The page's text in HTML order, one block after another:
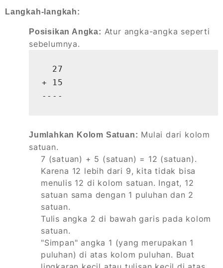
Langkah-langkah:
Posisikan Angka: Atur angka-angka seperti
sebelumnya.
  27
+ 15
----
Jumlahkan Kolom Satuan: Mulai dari kolom
satuan.
7 (satuan) + 5 (satuan) = 12 (satuan).
Karena 12 lebih dari 9, kita tidak bisa
menulis 12 di kolom satuan. Ingat, 12
satuan sama dengan 1 puluhan dan 2
satuan.
Tulis angka 2 di bawah garis pada kolom
satuan.
"Simpan" angka 1 (yang merupakan 1
puluhan) di atas kolom puluhan. Buat